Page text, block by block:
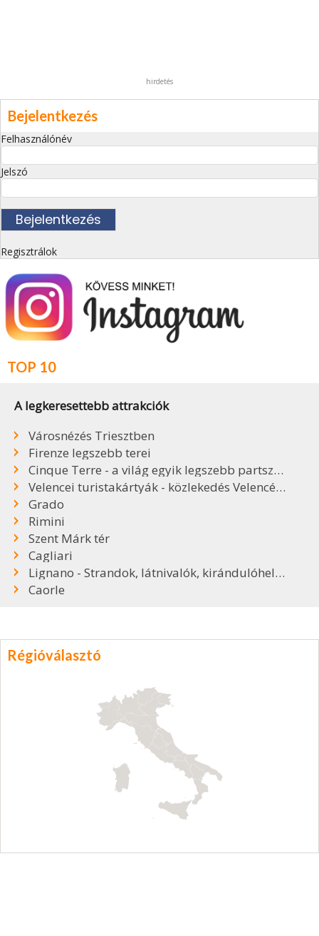
hirdetés
Bejelentkezés
Felhasználónév
Jelszó
Regisztrálok
TOP 10
A legkeresettebb attrakciók
Városnézés Triesztben
Firenze legszebb terei
Cinque Terre - a világ egyik legszebb partszakasza
Velencei turistakártyák - közlekedés Velencében
Grado
Rimini
Szent Márk tér
Cagliari
Lignano - Strandok, látnivalók, kirándulóhelyek
Caorle
Régióválasztó